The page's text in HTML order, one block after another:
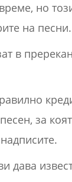
но
на песни.
в
за
дава